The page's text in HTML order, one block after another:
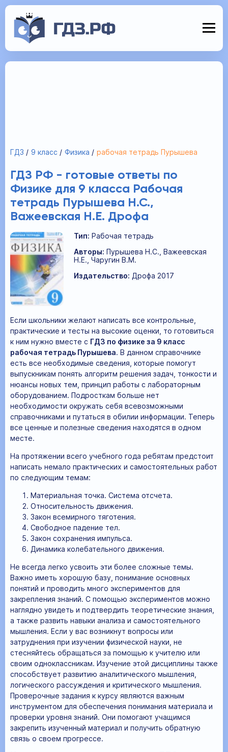
ГДЗ 9 класс Физика рабочая тетрадь Пурышева
ГДЗ РФ - готовые ответы по
Физике для 9 класса Рабочая
тетрадь Пурышева Н.С.,
Важеевская Н.Е. Дрофа
Тип: Рабочая тетрадь
Авторы: Пурышева Н.С., Важеевская
Н.Е., Чаругин В.М.
Издательство: Дрофа 2017
Если школьники желают написать все контрольные,
практические и тесты на высокие оценки, то готовиться
к ним нужно вместе с ГДЗ по физике за 9 класс
рабочая тетрадь Пурышева. В данном справочнике
есть все необходимые сведения, которые помогут
выпускникам понять алгоритм решения задач, тонкости и
нюансы новых тем, принцип работы с лабораторным
оборудованием. Подросткам больше нет
необходимости окружать себя всевозможными
справочниками и путаться в обилии информации. Теперь
все ценные и полезные сведения находятся в одном
месте.
На протяжении всего учебного года ребятам предстоит
написать немало практических и самостоятельных работ
по следующим темам:
Материальная точка. Система отсчета.
Относительность движения.
Закон всемирного тяготения.
Свободное падение тел.
Закон сохранения импульса.
Динамика колебательного движения.
Не всегда легко усвоить эти более сложные темы.
Важно иметь хорошую базу, понимание основных
понятий и проводить много экспериментов для
закрепления знаний. С помощью экспериментов можно
наглядно увидеть и подтвердить теоретические знания,
а также развить навыки анализа и самостоятельного
мышления. Если у вас возникнут вопросы или
затруднения при изучении физической науки, не
стесняйтесь обращаться за помощью к учителю или
своим одноклассникам. Изучение этой дисциплины также
способствует развитию аналитического мышления,
логического рассуждения и критического мышления.
Проверочные задания к курсу являются важным
инструментом для обеспечения понимания материала и
проверки уровня знаний. Они помогают учащимся
закрепить изученный материал и получить обратную
связь о своем прогрессе.